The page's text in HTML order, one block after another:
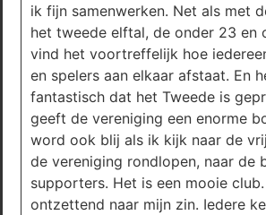
ik fijn samenwerken. Net als met
het tweede elftal, de onder 23 en
vind het voortreffelijk hoe
en spelers aan elkaar afstaat. En
fantastisch dat het Tweede is
geeft de vereniging een enorme
word ook blij als ik kijk naar de
de vereniging rondlopen, naar de
supporters. Het is een mooie
ontzettend naar mijn zin. Iedere